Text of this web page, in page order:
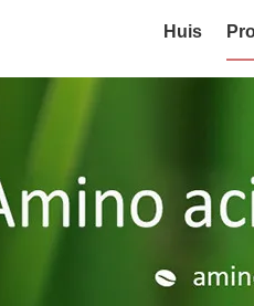
Huis